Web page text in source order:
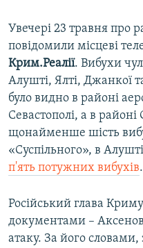
Увечері 23 травня про
повідомили місцеві
Крим.Реалії. Вибухи
Алушті, Ялті, Джанкої
було видно в районі
Севастополі, а в
щонайменше шість
«Суспільного», в Алушті
п'ять потужних вибухів.
Російський глава Криму
документами –
атаку. За його